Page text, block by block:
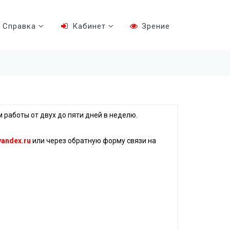
Справка Кабинет Зрение
работы от двух до пяти дней в неделю.
или через обратную форму связи на